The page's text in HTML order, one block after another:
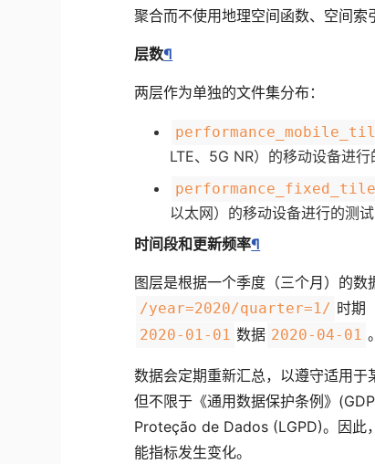
聚合而不使用地理空间函数、空间索
层数¶
两层作为单独的文件集分布：
LTE、5G NR）的移动设备进行
以太网）的移动设备进行的测试
时间段和更新频率¶
图层是根据一个季度（三个月）的
/year=2020/quarter=1/ 时期
2020-01-01 数据 2020-04-01 。
数据会定期重新汇总，以遵守适用
但不限于《通用数据保护条例》
Proteção de Dados (LGPD)。因此
能指标发生变化。